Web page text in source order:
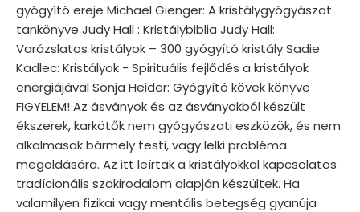
gyógyító ereje Michael Gienger: A kristálygyógyászat
tankönyve Judy Hall : Kristálybiblia Judy Hall:
Varázslatos kristályok – 300 gyógyító kristály Sadie
Kadlec: Kristályok - Spirituális fejlődés a kristályok
energiájával Sonja Heider: Gyógyító kövek könyve
FIGYELEM! Az ásványok és az ásványokból készült
ékszerek, karkötők nem gyógyászati eszközök, és nem
alkalmasak bármely testi, vagy lelki probléma
megoldására. Az itt leírtak a kristályokkal kapcsolatos
tradícionális szakirodalom alapján készültek. Ha
valamilyen fizikai vagy mentális betegség gyanúja